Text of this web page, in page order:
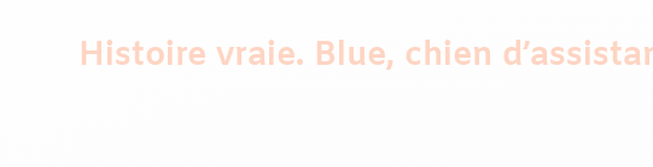
Histoire vraie. Blue, chien